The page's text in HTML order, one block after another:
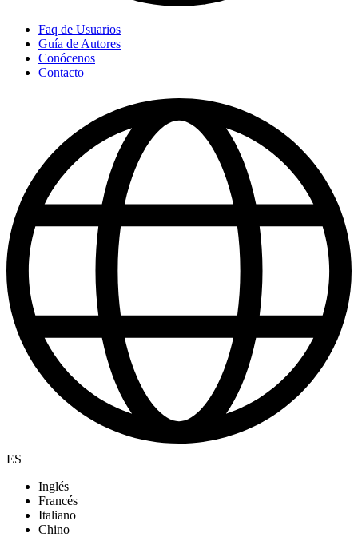
Faq de Usuarios
Guía de Autores
Conócenos
Contacto
ES
Inglés
Francés
Italiano
Chino